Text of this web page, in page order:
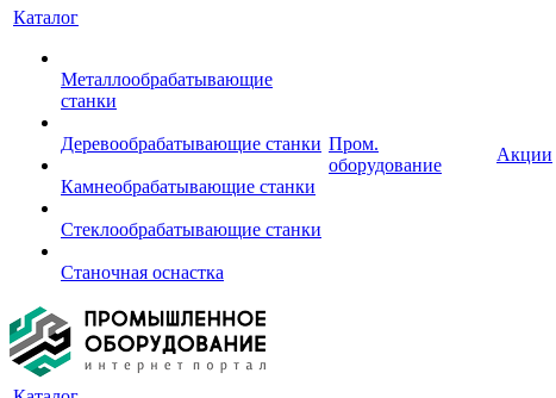
Каталог
Металлообрабатывающие
станки
Деревообрабатывающие станки
Камнеобрабатывающие станки
Стеклообрабатывающие станки
Станочная оснастка
Пром.
оборудование
Акции